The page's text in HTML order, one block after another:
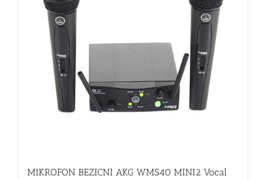
MIKROFON BEZICNI AKG WMS40 MINI2 Vocal